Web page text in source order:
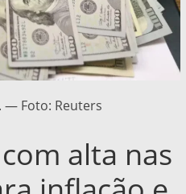
— Foto: Reuters
alta nas